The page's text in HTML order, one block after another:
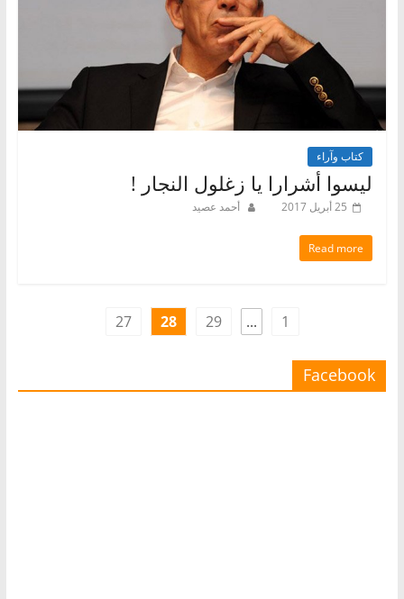
كتاب وآراء
ليسوا أشرارا يا زغلول النجار !
25 أبريل 2017 أحمد عصيد
Read more
1
...
27 28 29
Facebook